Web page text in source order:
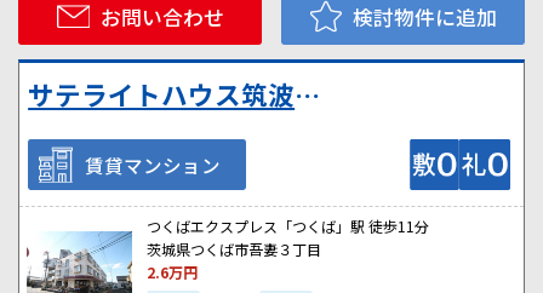
お問い合わせ
検討物件に追加
サテライトハウス筑波学園
賃貸マンション
つくばエクスプレス「つくば」駅 徒歩11分
茨城県つくば市吾妻３丁目
2.6万円